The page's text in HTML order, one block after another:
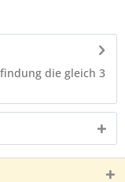
die gleich 3